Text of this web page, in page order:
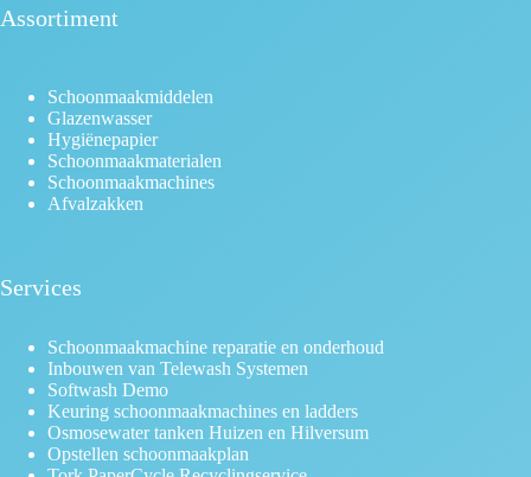
Assortiment
Schoonmaakmiddelen
Glazenwasser
Hygiënepapier
Schoonmaakmaterialen
Schoonmaakmachines
Afvalzakken
Services
Schoonmaakmachine reparatie en onderhoud
Inbouwen van Telewash Systemen
Softwash Demo
Keuring schoonmaakmachines en ladders
Osmosewater tanken Huizen en Hilversum
Opstellen schoonmaakplan